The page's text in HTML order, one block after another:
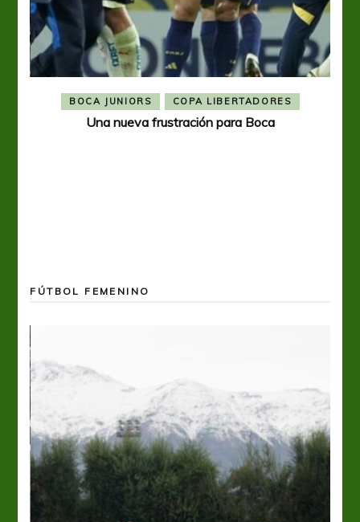
BOCA JUNIORS COPA LIBERTADORES
Una nueva frustración para Boca
FÚTBOL FEMENINO